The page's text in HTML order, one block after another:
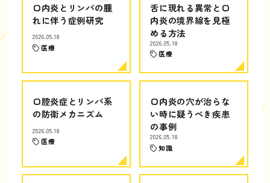
口内炎とリンパの腫
れに伴う症例研究
2026.05.18
医療
舌に現れる異常と口
内炎の境界線を見極
める方法
2026.05.18
医療
口腔炎症とリンパ系
の防衛メカニズム
2026.05.18
医療
口内炎の穴が治らな
い時に疑うべき疾患
の事例
2026.05.18
知識